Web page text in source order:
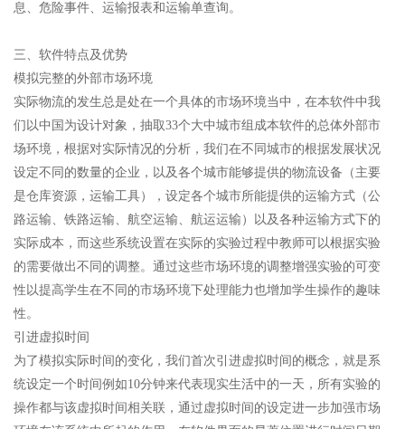
息、危险事件、运输报表和运输单查询。
三、软件特点及优势
模拟完整的外部市场环境
实际物流的发生总是处在一个具体的市场环境当中，在本软件中我
们以中国为设计对象，抽取33个大中城市组成本软件的总体外部市
场环境，根据对实际情况的分析，我们在不同城市的根据发展状况
设定不同的数量的企业，以及各个城市能够提供的物流设备（主要
是仓库资源，运输工具），设定各个城市所能提供的运输方式（公
路运输、铁路运输、航空运输、航运运输）以及各种运输方式下的
实际成本，而这些系统设置在实际的实验过程中教师可以根据实验
的需要做出不同的调整。通过这些市场环境的调整增强实验的可变
性以提高学生在不同的市场环境下处理能力也增加学生操作的趣味
性。
引进虚拟时间
为了模拟实际时间的变化，我们首次引进虚拟时间的概念，就是系
统设定一个时间例如10分钟来代表现实生活中的一天，所有实验的
操作都与该虚拟时间相关联，通过虚拟时间的设定进一步加强市场